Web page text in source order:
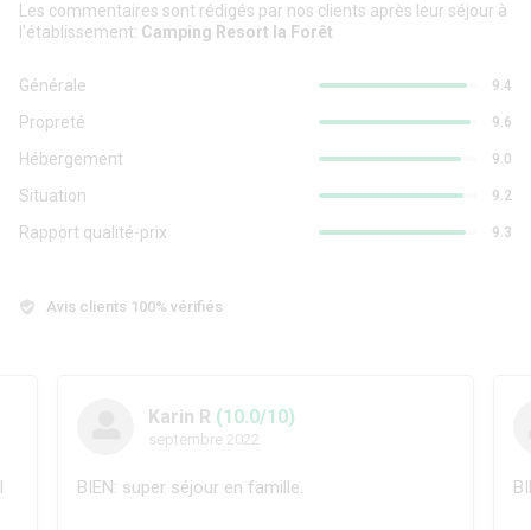
Les commentaires sont rédigés par nos clients après leur séjour à
l'établissement: Camping Resort la Forêt
Générale 9.4
Propreté 9.6
Hébergement 9.0
Situation 9.2
Rapport qualité-prix 9.3
Avis clients 100% vérifiés
Karin R (10.0/10)
septembre 2022
BIEN: super séjour en famille.